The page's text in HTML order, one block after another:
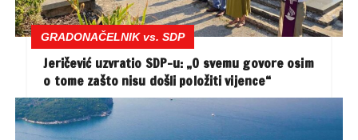
GRADONAČELNIK vs. SDP
Jeričević uzvratio SDP-u: „O svemu govore osim
o tome zašto nisu došli položiti vijence“